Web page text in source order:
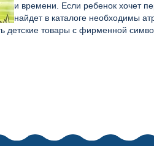
и времени. Если ребенок хочет
найдет в каталоге необходимы
детские товары с фирменной